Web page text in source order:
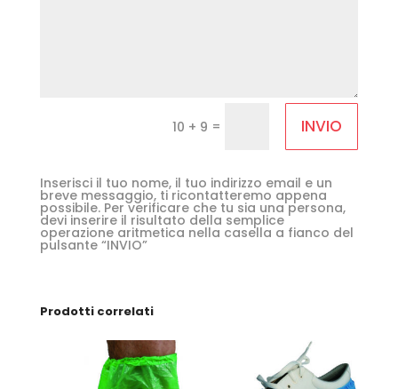
10 + 9 = INVIO
Inserisci il tuo nome, il tuo indirizzo email e un
breve messaggio, ti ricontatteremo appena
possibile. Per verificare che tu sia una persona,
devi inserire il risultato della semplice
operazione aritmetica nella casella a fianco del
pulsante “INVIO”
Prodotti correlati